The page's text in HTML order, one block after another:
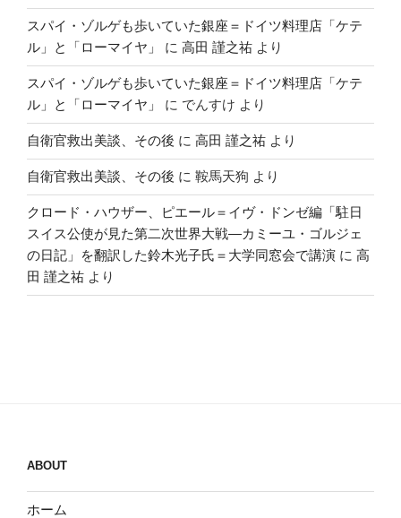
スパイ・ゾルゲも歩いていた銀座＝ドイツ料理店「ケテ
ル」と「ローマイヤ」
に 高田 謹之祐 より
スパイ・ゾルゲも歩いていた銀座＝ドイツ料理店「ケテ
ル」と「ローマイヤ」
に でんすけ より
自衛官救出美談、その後 に 高田 謹之祐 より
自衛官救出美談、その後 に 鞍馬天狗 より
クロード・ハウザー、ピエール＝イヴ・ドンゼ編「駐日
スイス公使が見た第二次世界大戦―カミーユ・ゴルジェ
の日記」を翻訳した鈴木光子氏＝大学同窓会で講演 に 高
田 謹之祐 より
ABOUT
ホーム